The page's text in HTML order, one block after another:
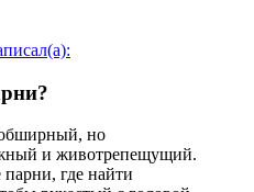
но
и животрепещущий.
где найти